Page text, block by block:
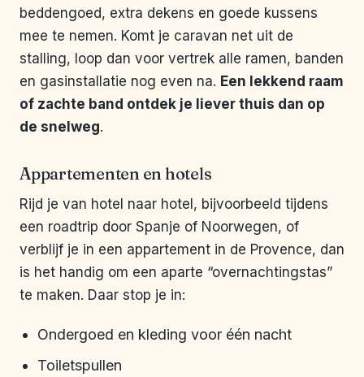
beddengoed, extra dekens en goede kussens
mee te nemen. Komt je caravan net uit de
stalling, loop dan voor vertrek alle ramen, banden
en gasinstallatie nog even na. Een lekkend raam
of zachte band ontdek je liever thuis dan op
de snelweg.
Appartementen en hotels
Rijd je van hotel naar hotel, bijvoorbeeld tijdens
een roadtrip door Spanje of Noorwegen, of
verblijf je in een appartement in de Provence, dan
is het handig om een aparte “overnachtingstas”
te maken. Daar stop je in:
Ondergoed en kleding voor één nacht
Toiletspullen